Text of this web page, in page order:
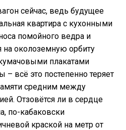
сейчас, ведь будущее
квартира с кухонными
помойного ведра и
околоземную орбиту
плакатами
– всё это постепенно теряет
средним между
Отзовётся ли в сердце
по-кабаковски
краской на метр от